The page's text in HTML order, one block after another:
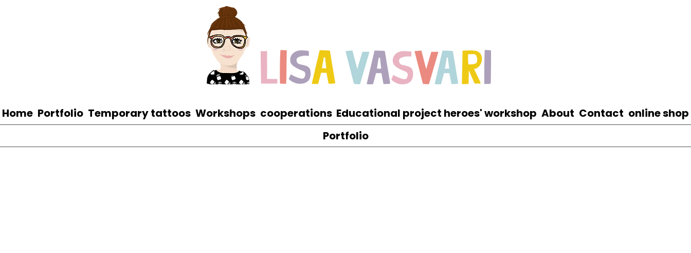
Home Portfolio Temporary tattoos Workshops cooperations Educational project heroes' workshop About Contact online shop
Portfolio